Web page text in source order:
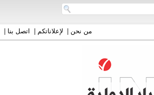
من نحن| لإعلاناتكم| اتصل بنا|